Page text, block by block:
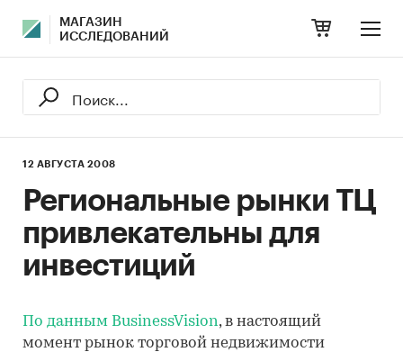
МАГАЗИН
ИССЛЕДОВАНИЙ
12 АВГУСТА 2008
Региональные рынки ТЦ
привлекательны для
инвестиций
По данным BusinessVision, в настоящий
момент рынок торговой недвижимости